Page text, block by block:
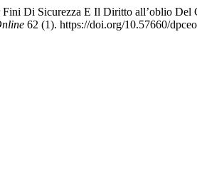
Di Sicurezza E Il Diritto all’oblio Del
62 (1). https://doi.org/10.57660/